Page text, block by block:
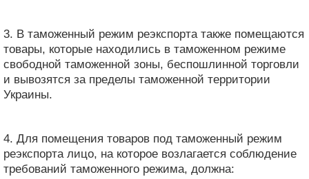
3. В таможенный режим реэкспорта также помещаются
товары, которые находились в таможенном режиме
свободной таможенной зоны, беспошлинной торговли
и вывозятся за пределы таможенной территории
Украины.
4. Для помещения товаров под таможенный режим
реэкспорта лицо, на которое возлагается соблюдение
требований таможенного режима, должна: